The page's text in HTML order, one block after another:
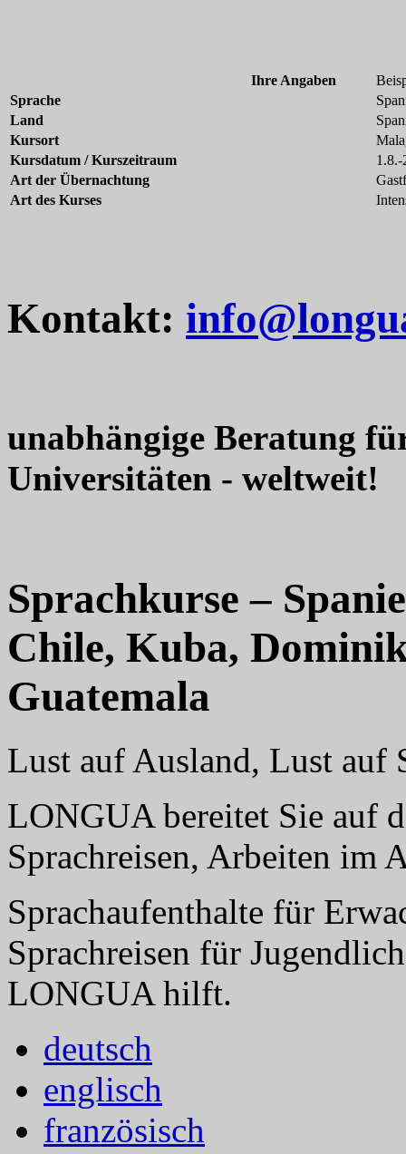
Ihre Angaben
Sprache
Land
Kursort
Kursdatum / Kurszeitraum
1.8.-
Art der Übernachtung
Art des Kurses
Kontakt:
unabhängige Beratung
Universitäten - weltweit!
Sprachkurse –
Chile, Kuba,
Guatemala
Lust auf Ausland, Lust auf
LONGUA bereitet Sie auf
Sprachreisen, Arbeiten im
Sprachaufenthalte für
Sprachreisen für
LONGUA hilft.
deutsch
englisch
französisch